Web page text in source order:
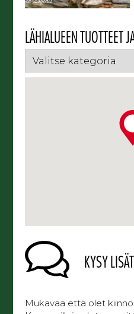
LÄHIALUEEN TUOTTEET
KYSY
Mukavaa että olet